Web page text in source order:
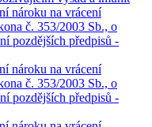
nároku na vrácení
č. 353/2003 Sb., o
pozdějších předpisů -
nároku na vrácení
č. 353/2003 Sb., o
pozdějších předpisů -